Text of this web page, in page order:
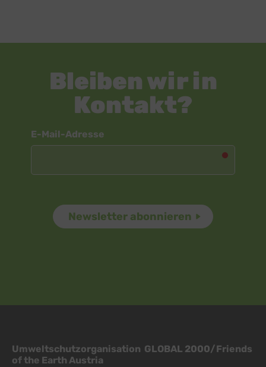
Bleiben wir in
Kontakt?
E-Mail-Adresse
Umweltschutzorganisation GLOBAL 2000/Friends
of the Earth Austria